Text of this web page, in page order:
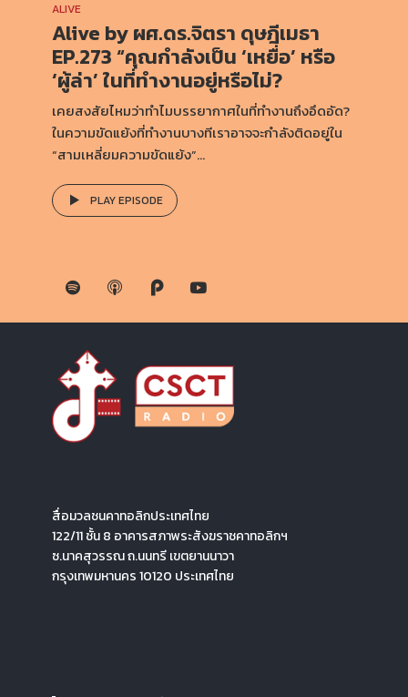
ALIVE
Alive by ผศ.ดร.จิตรา ดุษฎีเมธา
EP.273 “คุณกำลังเป็น ‘เหยื่อ’ หรือ
‘ผู้ล่า’ ในที่ทำงานอยู่หรือไม่?
เคยสงสัยไหมว่าทำไมบรรยากาศในที่ทำงานถึงอึดอัด?
ในความขัดแย้งที่ทำงานบางทีเราอาจจะกำลังติดอยู่ใน
“สามเหลี่ยมความขัดแย้ง”...
PLAY EPISODE
สื่อมวลชนคาทอลิกประเทศไทย
122/11 ชั้น 8 อาคารสภาพระสังฆราชคาทอลิกฯ
ซ.นาคสุวรรณ ถ.นนทรี เขตยานนาวา
กรุงเทพมหานคร 10120 ประเทศไทย